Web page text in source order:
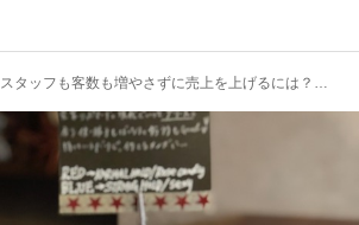
スタッフも客数も増やさずに売上を上げるには？｜美容室の皆さんへ